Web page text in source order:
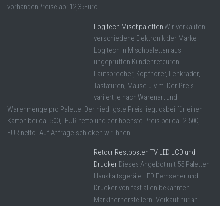
vorhandenPreise ab: 12,35Euro ...
Logitech Mischpaletten Wir verkaufen
verschiedene Elektronik der Marke
Logitech in Mischpaletten aus
ungeprüften Kundenretouren.
Lautsprecher, Kopfhörer, Lenkräder,
Tastaturen, Mäuse u.v.m. Der Preis
variiert je nach Warenart und
Warenmenge pro Palette. Der niedrigste Preis liegt dabei für einen
Karton bei ca. 500,- EUR netto und der höchste Preis bei ca. 2.500,-
EUR netto. Auf Anfrage schicken wir Ihnen ...
Retour Restposten TV LED LCD und
Drucker Dieses Angebot mit 55 Paletten
Haushaltsgeräte LED Fernseher und
Drucker von fast allen bekannten
Marktnerherstellern. Verkauf nur an